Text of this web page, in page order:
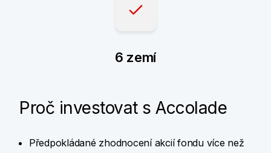
6 zemí
Proč investovat s Accolade
Předpokládané zhodnocení akcií fondu více než